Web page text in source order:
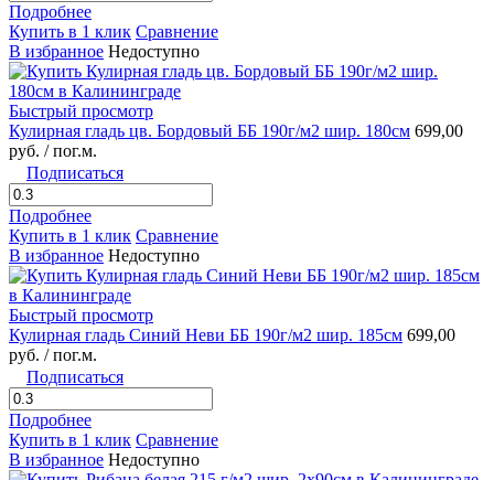
Подробнее
Купить в 1 клик Сравнение
В избранное Недоступно
Быстрый просмотр
Кулирная гладь цв. Бордовый ББ 190г/м2 шир. 180см 699,00
руб. / пог.м.
Подписаться
Подробнее
Купить в 1 клик Сравнение
В избранное Недоступно
Быстрый просмотр
Кулирная гладь Синий Неви ББ 190г/м2 шир. 185см 699,00
руб. / пог.м.
Подписаться
Подробнее
Купить в 1 клик Сравнение
В избранное Недоступно